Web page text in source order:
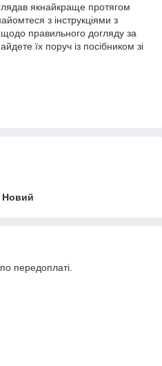
якнайкраще протягом
з інструкціями з
правильного догляду за
їх поруч із посібником зі
Новий
передоплаті.